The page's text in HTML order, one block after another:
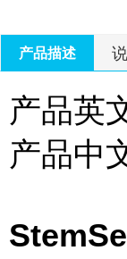
产品描述
产品英
产品中